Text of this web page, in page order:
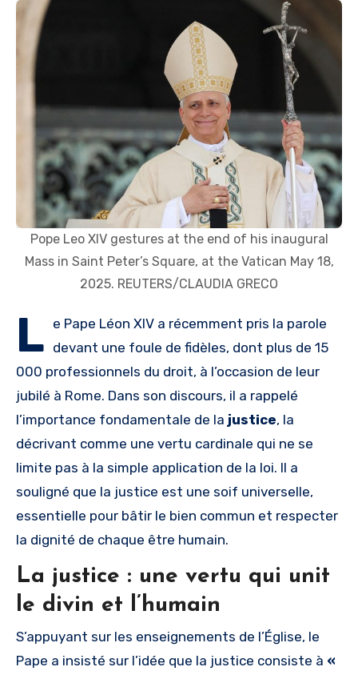
Pope Leo XIV gestures at the end of his inaugural
Mass in Saint Peter’s Square, at the Vatican May 18,
2025. REUTERS/CLAUDIA GRECO
L e Pape Léon XIV a récemment pris la parole
devant une foule de fidèles, dont plus de 15
000 professionnels du droit, à l’occasion de leur
jubilé à Rome. Dans son discours, il a rappelé
l’importance fondamentale de la justice, la
décrivant comme une vertu cardinale qui ne se
limite pas à la simple application de la loi. Il a
souligné que la justice est une soif universelle,
essentielle pour bâtir le bien commun et respecter
la dignité de chaque être humain.
La justice : une vertu qui unit
le divin et l’humain
S’appuyant sur les enseignements de l’Église, le
Pape a insisté sur l’idée que la justice consiste à «